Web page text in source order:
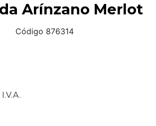
Arínzano Merlot
Código 876314